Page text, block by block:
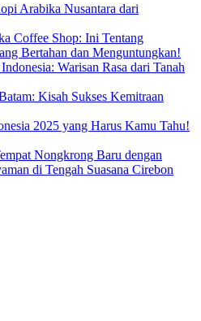
Arabika Nusantara dari
Coffee Shop: Ini Tentang
Bertahan dan Menguntungkan!
Warisan Rasa dari Tanah
Kisah Sukses Kemitraan
2025 yang Harus Kamu Tahu!
Nongkrong Baru dengan
di Tengah Suasana Cirebon